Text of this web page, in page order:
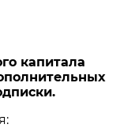
капитала